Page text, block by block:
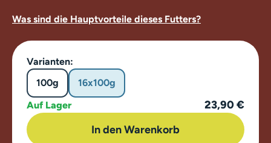
Was sind die Hauptvorteile dieses Futters?
Varianten:
100g
16x100g
Auf Lager
23,90 €
In den Warenkorb